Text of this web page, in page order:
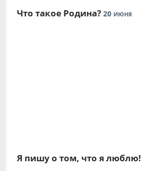
Что такое Родина? 20 ИЮНЯ
Я пишу о том, что я люблю!